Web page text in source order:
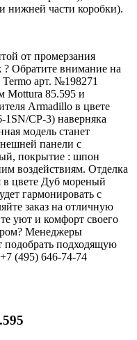
нижней части коробки).
от промерзания
Обратите внимание на
арт. №198271
Mottura 85.595 и
Armadillo в цвете
1SN/CP-3) наверняка
модель станет
панели с
покрытие : шпон
воздействиям. Отделка
в цвете Дуб мореный
гармонировать с
заказ на отличную
уют и комфорт своего
Менеджеры
подобрать подходящую
(495) 646-74-74